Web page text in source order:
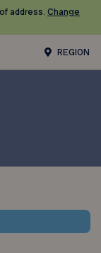
address. Change
REGION